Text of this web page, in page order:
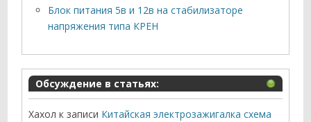
Блок питания 5в и 12в на стабилизаторе
напряжения типа КРЕН
Обсуждение в статьях:
Хахол к записи Китайская электрозажигалка схема